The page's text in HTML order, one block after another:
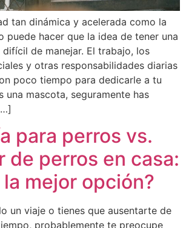
tan dinámica y acelerada como la
puede hacer que la idea de tener una
de manejar. El trabajo, los
y otras responsabilidades diarias
poco tiempo para dedicarle a tu
una mascota, seguramente has
para perros vs.
de perros en casa:
la mejor opción?
un viaje o tienes que ausentarte de
probablemente te preocupe